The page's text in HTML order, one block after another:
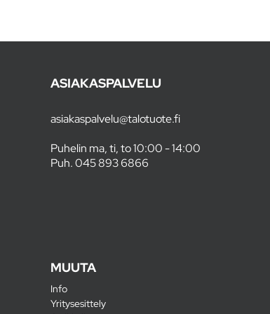
ASIAKASPALVELU
asiakaspalvelu@talotuote.fi
Puhelin ma, ti, to 10:00 - 14:00
Puh.045 893 6866
MUUTA
Info
Yritysesittely